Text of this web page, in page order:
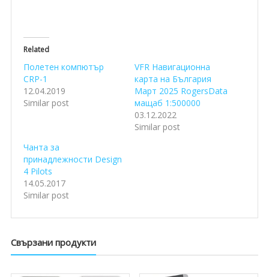
Related
Полетен компютър
CRP-1
12.04.2019
Similar post
VFR Навигационна
карта на България
Март 2025 RogersData
мащаб 1:500000
03.12.2022
Similar post
Чанта за
принадлежности Design
4 Pilots
14.05.2017
Similar post
Свързани продукти